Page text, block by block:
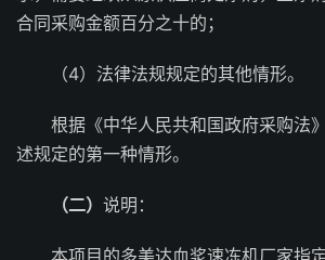
合同采购金额百分之十的；
（4）法律法规规定的其他情形。
根据《中华人民共和国政府采购法
述规定的第一种情形。
（二） 说明：
本项目的多美达血浆速冻机厂家指